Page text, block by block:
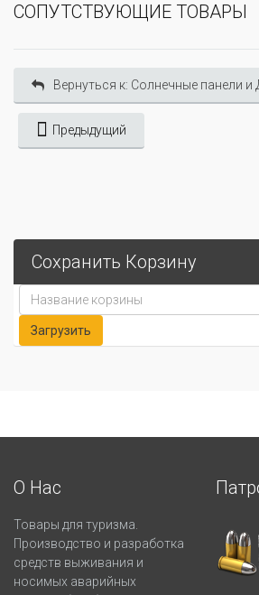
СОПУТСТВУЮЩИЕ ТОВАРЫ
Вернуться к: Солнечные панели
Предыдущий
Сохранить Корзину
О Нас
Товары для туризма.
Производство и разработка
средств выживания и
носимых аварийных